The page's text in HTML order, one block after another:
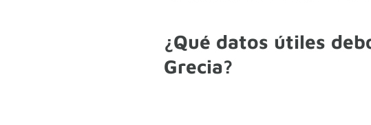
¿Qué datos útiles
Grecia?